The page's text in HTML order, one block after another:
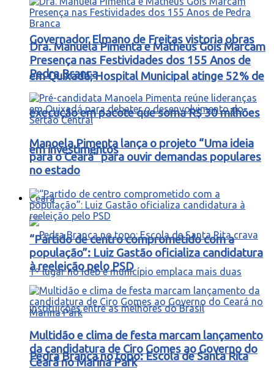
Governador Elmano de Freitas vistoria obras
em Quixadá; Hospital Municipal atinge 52% de
execução em pacote que soma R$ 30 milhões
em investimentos
Ceará
Pedra Branca no topo: Escola de Santa Rita
Dra. Manuela Pimenta e Matheus Gois Marcam
Presença nas Festividades dos 155 Anos de
Pedra Branca
Manoela Pimenta lança o projeto “Uma ideia
para o Ceará” para ouvir demandas populares
no estado
“Partido de centro comprometido com a
população”: Luiz Gastão oficializa candidatura
à reeleição pelo PSD
Multidão e clima de festa marcam lançamento
da candidatura de Ciro Gomes ao Governo do
Ceará no Marina Park